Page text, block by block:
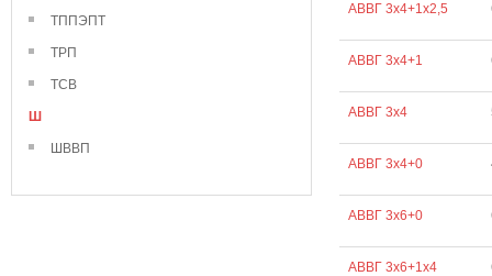
ТППЭПТ
ТРП
ТСВ
Ш
ШВВП
АВВГ 3х4+1х2,5
АВВГ 3х4+1
АВВГ 3х4
АВВГ 3х4+0
АВВГ 3х6+0
АВВГ 3х6+1х4